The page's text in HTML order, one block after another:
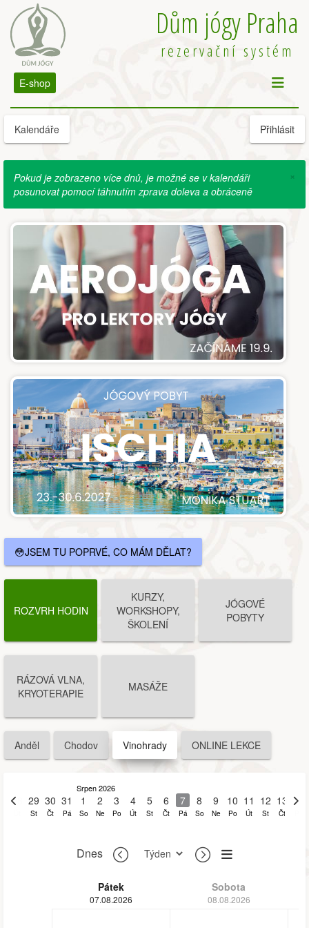
Dům jógy Praha
rezervační systém
E-shop
Kalendáře Přihlásit
×
Pokud je zobrazeno více dnů, je možné se v kalendáři
posunovat pomocí táhnutím zprava doleva a obráceně
😳JSEM TU POPRVÉ, CO MÁM DĚLAT?
ROZVRH HODIN
KURZY,
WORKSHOPY,
ŠKOLENÍ
JÓGOVÉ
POBYTY
RÁZOVÁ VLNA,
KRYOTERAPIE
MASÁŽE
Anděl Chodov Vinohrady ONLINE LEKCE
28 29
St
30
Čt
31
Pá
1
So
Srpen 2026
2
Ne
3
Po
4
Út
5
St
6
Čt
7
Pá
8
So
9
Ne
10
Po
11
Út
12
St
13
Čt
14
Dnes
Pátek
07.08.2026
Sobota
08.08.2026